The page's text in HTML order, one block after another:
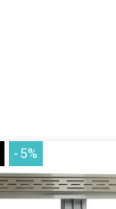
-5%